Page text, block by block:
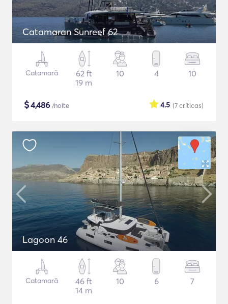
Catamaran Sunreef 62
Catamarã
62 ft
19 m
10 4 10
$4,486 /noite (7críticas)
4.5
Lagoon 46
Catamarã
46 ft
14 m
10 6 7